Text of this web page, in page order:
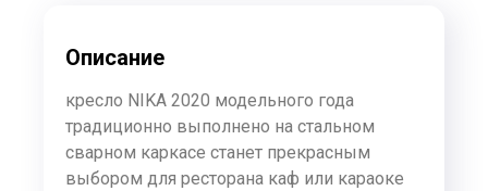
Описание
кресло NIKA 2020 модельного года
традиционно выполнено на стальном
сварном каркасе станет прекрасным
выбором для ресторана каф или караоке